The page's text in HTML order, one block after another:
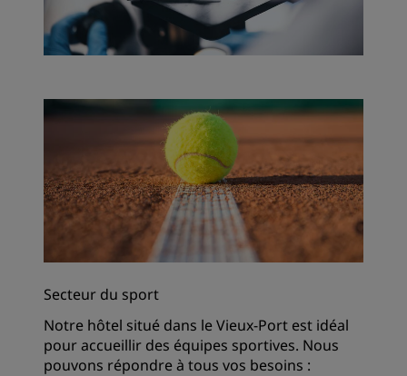
Secteur du sport
Notre hôtel situé dans le Vieux-Port est idéal
pour accueillir des équipes sportives. Nous
pouvons répondre à tous vos besoins :